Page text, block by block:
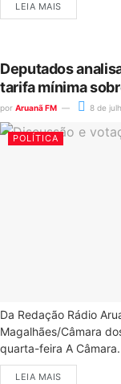
LEIA MAIS
Deputados
tarifa mínima
por Aruanã FM 8 de
POLÍTICA
Da Redação Rádio
Magalhães/Câmara
quarta-feira A
LEIA MAIS